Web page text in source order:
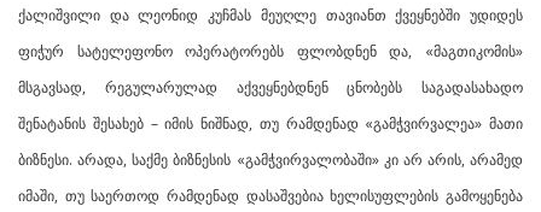
ქალიშვილი და ლეონიდ კუჩმას მეუღლე თავიანთ ქვეყნებში უდიდეს
ფიჭურ სატელეფონო ოპერატორებს ფლობდნენ და, «მაგთიკომის»
მსგავსად, რეგულარულად აქვეყნებდნენ ცნობებს საგადასახადო
შენატანის შესახებ – იმის ნიშნად, თუ რამდენად «გამჭვირვალეა» მათი
ბიზნესი. არადა, საქმე ბიზნესის «გამჭვირვალობაში» კი არ არის, არამედ
იმაში, თუ საერთოდ რამდენად დასაშვებია ხელისუფლების გამოყენება